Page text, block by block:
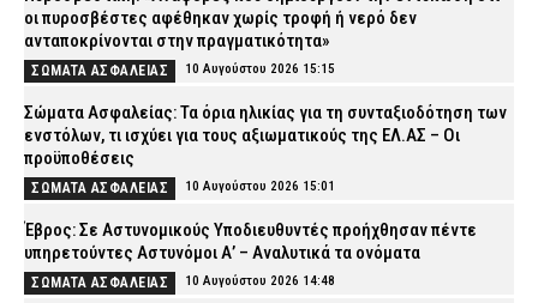
οι πυροσβέστες αφέθηκαν χωρίς τροφή ή νερό δεν
ανταποκρίνονται στην πραγματικότητα»
ΣΩΜΑΤΑ ΑΣΦΑΛΕΙΑΣ 10 Αυγούστου 2026 15:15
Σώματα Ασφαλείας: Τα όρια ηλικίας για τη συνταξιοδότηση των
ενστόλων, τι ισχύει για τους αξιωματικούς της ΕΛ.ΑΣ – Οι
προϋποθέσεις
ΣΩΜΑΤΑ ΑΣΦΑΛΕΙΑΣ 10 Αυγούστου 2026 15:01
Έβρος: Σε Αστυνομικούς Υποδιευθυντές προήχθησαν πέντε
υπηρετούντες Αστυνόμοι Α’ – Αναλυτικά τα ονόματα
ΣΩΜΑΤΑ ΑΣΦΑΛΕΙΑΣ 10 Αυγούστου 2026 14:48